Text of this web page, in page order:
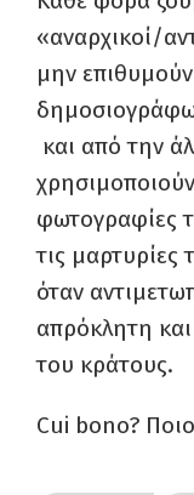
«αναρχικοί/
μην
και από την
φωτογραφίες
τις
όταν
απρόκλητη
του κράτους.
Cui bono?